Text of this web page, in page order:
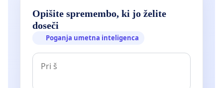
Drugi tir bi se lahko v celoti izognil posegom in
zmanjšanju Botaničnega vrta. Poleg tega so parcele
že omenjeno.
Opišite spremembo, ki jo želite
doseči
Poganja umetna inteligenca